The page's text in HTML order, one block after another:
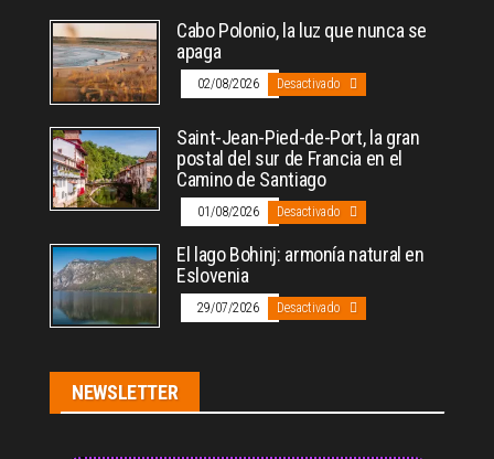
Cabo Polonio, la luz que nunca se
apaga
02/08/2026 Desactivado
Saint-Jean-Pied-de-Port, la gran
postal del sur de Francia en el
Camino de Santiago
01/08/2026 Desactivado
El lago Bohinj: armonía natural en
Eslovenia
29/07/2026 Desactivado
NEWSLETTER